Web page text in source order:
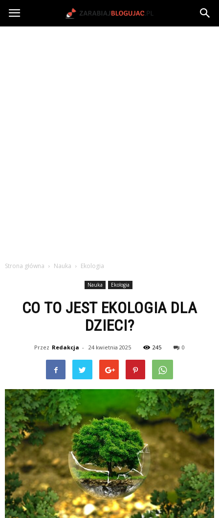
Jak
Strona główna Nauka Ekologia
Nauka Ekologia
CO TO JEST EKOLOGIA DLA
DZIECI?
Przez Redakcja - 24 kwietnia 2025 245 0